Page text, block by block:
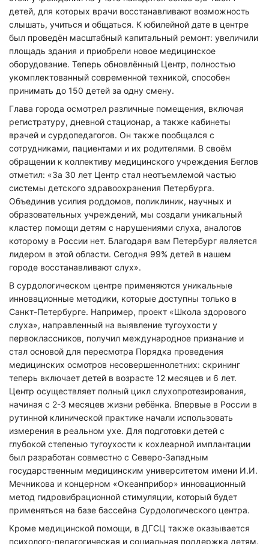
детей, для которых врачи восстанавливают возможность
слышать, учиться и общаться. К юбилейной дате в центре
был проведён масштабный капитальный ремонт: увеличили
площадь здания и приобрели новое медицинское
оборудование. Теперь обновлённый Центр, полностью
укомплектованный современной техникой, способен
принимать до 150 детей за одну смену.
Глава города осмотрел различные помещения, включая
регистратуру, дневной стационар, а также кабинеты
врачей и сурдопедагогов. Он также пообщался с
сотрудниками, пациентами и их родителями. В своём
обращении к коллективу медицинского учреждения Беглов
отметил: «За 30 лет Центр стал неотъемлемой частью
системы детского здравоохранения Петербурга.
Объединив усилия роддомов, поликлиник, научных и
образовательных учреждений, мы создали уникальный
кластер помощи детям с нарушениями слуха, аналогов
которому в России нет. Благодаря вам Петербург является
лидером в этой области. Сегодня 99% детей в нашем
городе восстанавливают слух».
В сурдологическом центре применяются уникальные
инновационные методики, которые доступны только в
Санкт-Петербурге. Например, проект «Школа здорового
слуха», направленный на выявление тугоухости у
первоклассников, получил международное признание и
стал основой для пересмотра Порядка проведения
медицинских осмотров несовершеннолетних: скрининг
теперь включает детей в возрасте 12 месяцев и 6 лет.
Центр осуществляет полный цикл слухопротезирования,
начиная с 2-3 месяцев жизни ребёнка. Впервые в России в
рутинной клинической практике начали использовать
измерения в реальном ухе. Для подготовки детей с
глубокой степенью тугоухости к кохлеарной имплантации
был разработан совместно с Северо-Западным
государственным медицинским университетом имени И.И.
Мечникова и концерном «Океанприбор» инновационный
метод гидровибрационной стимуляции, который будет
применяться на базе бассейна Сурдологического центра.
Кроме медицинской помощи, в ДГСЦ также оказывается
психолого-педагогическая и социальная поддержка детям.